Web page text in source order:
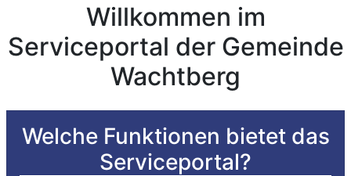
Willkommen im
Serviceportal der Gemeinde
Wachtberg
Welche Funktionen bietet das
Serviceportal?